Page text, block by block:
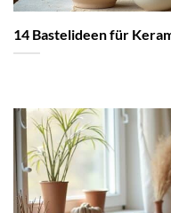
14 Bastelideen für